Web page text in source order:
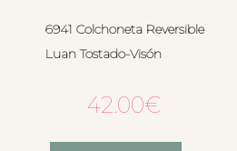
6941 Colchoneta Reversible
Luan Tostado-Visón
42.00€